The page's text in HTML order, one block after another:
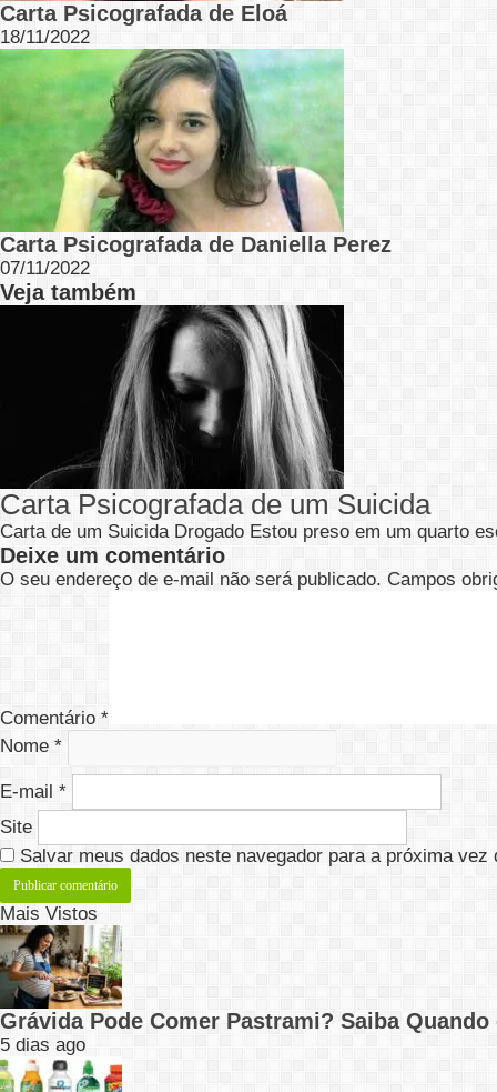
Carta Psicografada de Eloá
18/11/2022
Carta Psicografada de Daniella Perez
07/11/2022
Veja também
Carta Psicografada de um Suicida
Carta de um Suicida Drogado Estou preso em um quarto
Deixe um comentário
O seu endereço de e-mail não será publicado. Campos
Comentário *
Nome *
E-mail *
Site
Salvar meus dados neste navegador para a próxima vez
Mais Vistos
Grávida Pode Comer Pastrami? Saiba
5 dias ago